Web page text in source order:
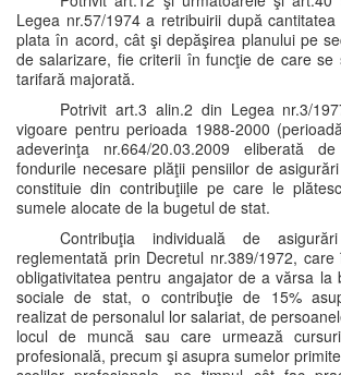
Legea nr.57/1974 a retribuirii după
plata în acord, cât şi depăşirea planului pe
de salarizare, fie criterii în funcţie de care se
tarifară majorată.
Potrivit art.3 alin.2 din Legea nr.3/
vigoare pentru perioada 1988-2000
adeverinţa nr.664/20.03.2009 eliberată
fondurile necesare plăţii pensiilor de
constituie din contribuţiile pe care le
sumele alocate de la bugetul de stat.
Contribuţia individuală de
reglementată prin Decretul nr.389/1972,
obligativitatea pentru angajator de a vărsa la
sociale de stat, o contribuţie de 15%
realizat de personalul lor salariat, de
locul de muncă sau care urmează
profesională, precum şi asupra sumelor